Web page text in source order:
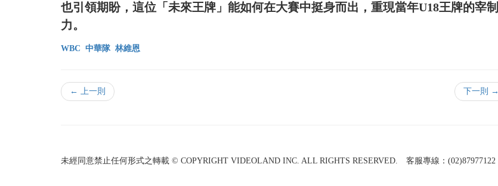
也引領期盼，這位「未來王牌」能如何在大賽中挺身而出，重現當年U18王牌的宰制
力。
WBC 中華隊 林維恩
← 上一則 下一則 →
未經同意禁止任何形式之轉載 © COPYRIGHT VIDEOLAND INC. ALL RIGHTS RESERVED. 客服專線：(02)87977122